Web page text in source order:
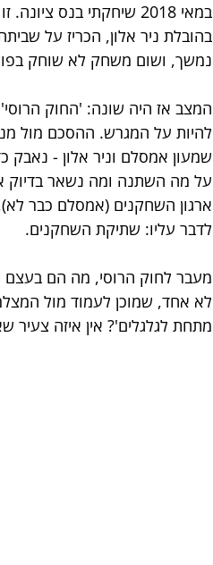
במאי 2018 שיחקתי
בהובלת ניר אלון, הכריז על
נמשך, ושום משחק לא שוחק
המצב אז היה שונה: 'החוק
להיות על המגרש. ההסכם מול
שמעון אמסלם וניר אלון - נאבק
על מה השתנה ומה נשאר בדיוק
ארגון השחקנים (אמסלם כבר
לדבר עליו: שתיקת השחקנים.
מעבר לחוק הרוסי, מה הם בעצם
לא אחד, שמוכן לעמוד מול
מתחת לגלגלים'? אין איזה